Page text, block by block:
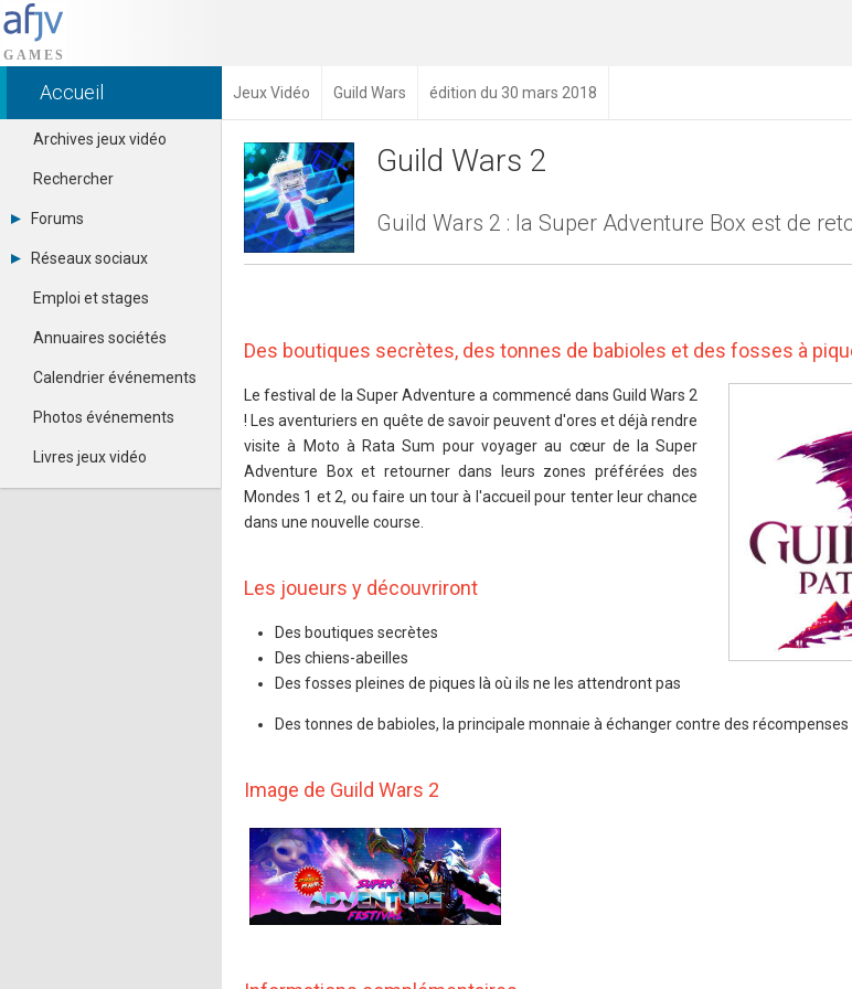
Accueil Jeux Vidéo Guild Wars édition du 30 mars 2018
Archives jeux vidéo
Rechercher
Forums
Tous les forums
Se connecter
Contacter un modérateur
Réseaux sociaux
Dailymotion
Facebook
Google+
Pinterest
Youtube
Emploi et stages
Annuaires sociétés
Calendrier événements
Photos événements
Livres jeux vidéo
Guild Wars 2
Guild Wars 2 : la Super Adventure Box est de
Des boutiques secrètes, des tonnes de babioles et des fosses à
Le festival de la Super Adventure a commencé dans Guild Wars 2
! Les aventuriers en quête de savoir peuvent d'ores et déjà rendre
visite à Moto à Rata Sum pour voyager au cœur de la Super
Adventure Box et retourner dans leurs zones préférées des
Mondes 1 et 2, ou faire un tour à l'accueil pour tenter leur chance
dans une nouvelle course.
Les joueurs y découvriront
Des boutiques secrètes
Des chiens-abeilles
Des fosses pleines de piques là où ils ne les attendront pas
Des tonnes de babioles, la principale monnaie à échanger contre des
Image de Guild Wars 2